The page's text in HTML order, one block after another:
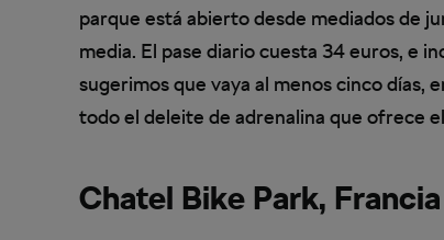
parque está abierto desde mediados de
media. El pase diario cuesta 34 euros, e
sugerimos que vaya al menos cinco días,
todo el deleite de adrenalina que ofrece
Chatel Bike Park, Francia